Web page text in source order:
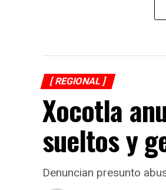
[ REGIONAL ]
Xocotla
sueltos y
Denuncian presunto